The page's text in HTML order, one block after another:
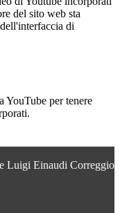
del sito web sta
di
YouTube per tenere
Luigi Einaudi Correggio